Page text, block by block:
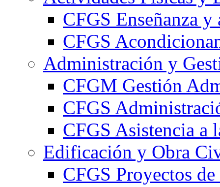
CFGS Enseñanza
CFGS
Administración y
CFGM Gestión
CFGS
CFGS Asistencia a
Edificación y Obra
CFGS Proyectos